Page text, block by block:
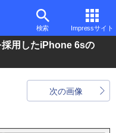
検索 Impressサイト
用したiPhone 6sの
次の画像